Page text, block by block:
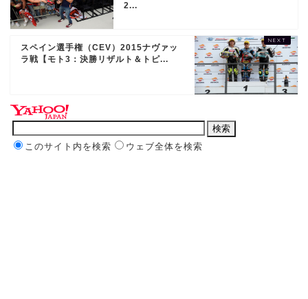
2...
スペイン選手権（CEV）2015ナヴァッ
ラ戦【モト3：決勝リザルト＆トピ...
このサイト内を検索 ウェブ全体を検索